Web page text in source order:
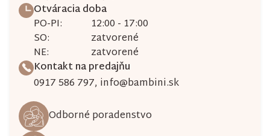
Otváracia doba
PO-PI:
12:00 - 17:00
SO:
zatvorené
NE:
zatvorené
Kontakt na predajňu
0917 586 797, info@bambini.sk
Odborné poradenstvo